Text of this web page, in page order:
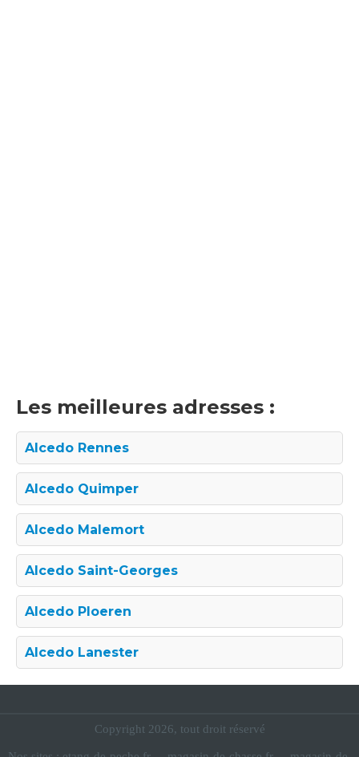
Les meilleures adresses :
Alcedo Rennes
Alcedo Quimper
Alcedo Malemort
Alcedo Saint-Georges
Alcedo Ploeren
Alcedo Lanester
Copyright 2026, tout droit réservé